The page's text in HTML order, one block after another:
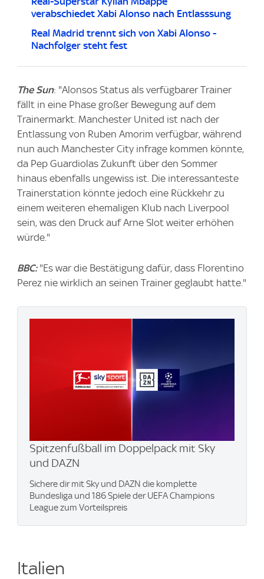
verabschiedet Xabi Alonso nach Entlasssung
Real Madrid trennt sich von Xabi Alonso -
Nachfolger steht fest
The Sun: "Alonsos Status als verfügbarer Trainer
fällt in eine Phase großer Bewegung auf dem
Trainermarkt. Manchester United ist nach der
Entlassung von Ruben Amorim verfügbar, während
nun auch Manchester City infrage kommen könnte,
da Pep Guardiolas Zukunft über den Sommer
hinaus ebenfalls ungewiss ist. Die interessanteste
Trainerstation könnte jedoch eine Rückkehr zu
einem weiteren ehemaligen Klub nach Liverpool
sein, was den Druck auf Arne Slot weiter erhöhen
würde."
BBC:"Es war die Bestätigung dafür, dass Florentino
Perez nie wirklich an seinen Trainer geglaubt hatte."
Spitzenfußball im Doppelpack mit Sky
und DAZN
Sichere dir mit Sky und DAZN die komplette
Bundesliga und 186 Spiele der UEFA Champions
League zum Vorteilspreis
Italien